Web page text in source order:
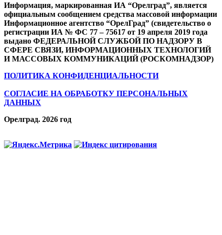
Информация, маркированная ИА “Орелград”, является
официальным сообщением средства массовой информации
Информационное агентство “ОрелГрад” (свидетельство о
регистрации ИА № ФС 77 – 75617 от 19 апреля 2019 года
выдано ФЕДЕРАЛЬНОЙ СЛУЖБОЙ ПО НАДЗОРУ В
СФЕРЕ СВЯЗИ, ИНФОРМАЦИОННЫХ ТЕХНОЛОГИЙ
И МАССОВЫХ КОММУНИКАЦИЙ (РОСКОМНАДЗОР)
ПОЛИТИКА КОНФИДЕНЦИАЛЬНОСТИ
СОГЛАСИЕ НА ОБРАБОТКУ ПЕРСОНАЛЬНЫХ
ДАННЫХ
Орелград. 2026 год